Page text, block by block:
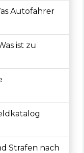
Autofahrer
ist zu
Strafen nach